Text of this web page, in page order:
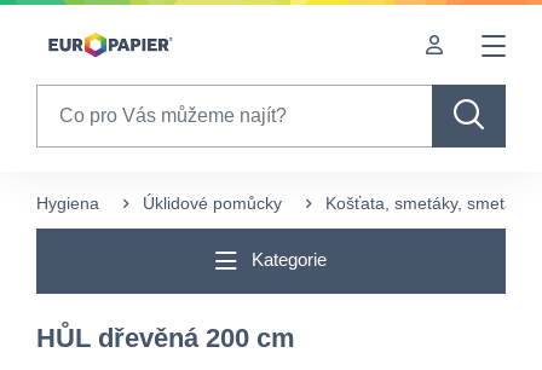
Table Of Content
Hygiena Úklidové pomůcky Košťata, smetáky,
Kategorie
HŮL dřevěná 200 cm